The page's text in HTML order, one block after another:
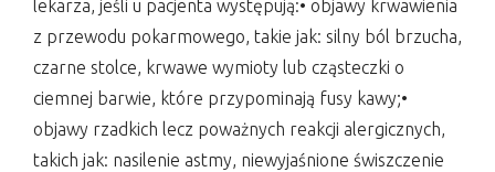
lekarza, jeśli u pacjenta występują:• objawy krwawienia
z przewodu pokarmowego, takie jak: silny ból brzucha,
czarne stolce, krwawe wymioty lub cząsteczki o
ciemnej barwie, które przypominają fusy kawy;•
objawy rzadkich lecz poważnych reakcji alergicznych,
takich jak: nasilenie astmy, niewyjaśnione świszczenie